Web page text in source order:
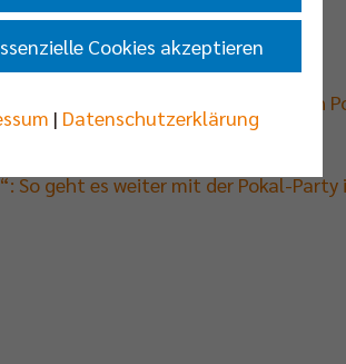
Pokalfinale aus
Volleyball-Welt geschockt nach
So geht es weiter mit der Pokal-Party
Cookies akzeptieren
| Datenschutzerklärung